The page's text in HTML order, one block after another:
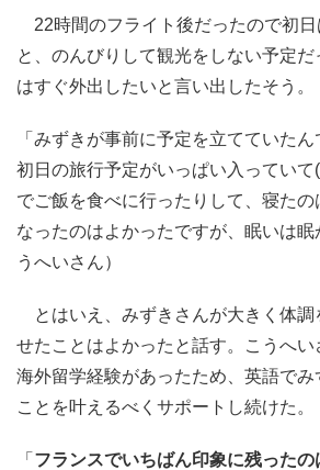
22時間のフライト後だったので初日
と、のんびりして観光をしない予定
はすぐ外出したいと言い出したそう。
「みずきが事前に予定を立てていた
初日の旅行予定がいっぱい入っていて
でご飯を食べに行ったりして、寝た
なったのはよかったですが、眠いは眠
うへいさん）
とはいえ、みずきさんが大きく体調
せたことはよかったと話す。こうへ
海外留学経験があったため、英語で
ことを叶えるべくサポートし続けた。
「 フランスでいちばん印象に残った